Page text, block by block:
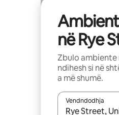
në Rye
Zbulo
ndihesh si në
a më shumë.
Vendndodhja
Kur rezultatet